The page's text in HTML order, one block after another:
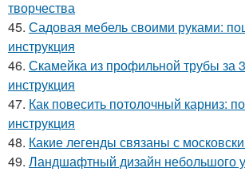
творчества
45. Садовая мебель своими руками:
инструкция
46. Скамейка из профильной трубы за
инструкция
47. Как повесить потолочный карниз:
инструкция
48. Какие легенды связаны с
49. Ландшафтный дизайн небольшого